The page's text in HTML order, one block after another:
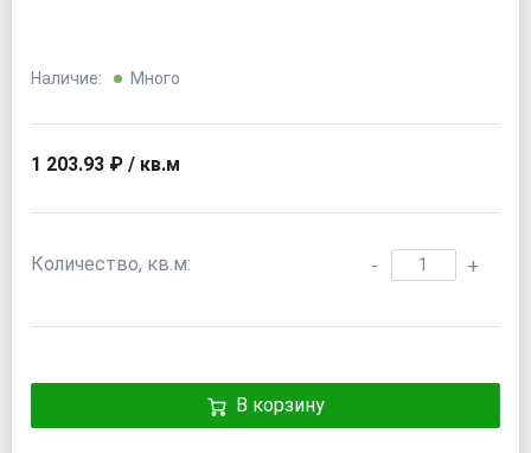
Наличие: Много
1 203.93 ₽ / кв.м
Количество, кв.м: - +
В корзину